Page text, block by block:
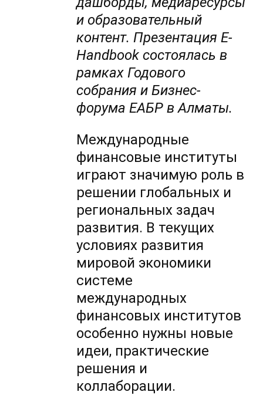
и образовательный
контент. Презентация E-
Handbook состоялась в
рамках Годового
собрания и Бизнес-
форума ЕАБР в Алматы.
Международные
финансовые институты
играют значимую роль в
решении глобальных и
региональных задач
развития. В текущих
условиях развития
мировой экономики
системе
международных
финансовых институтов
особенно нужны новые
идеи, практические
решения и
коллаборации.